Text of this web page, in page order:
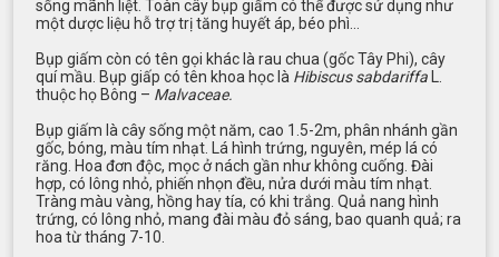
sống mãnh liệt. Toàn cây bụp giấm có thể được sử dụng như
một dược liệu hỗ trợ trị tăng huyết áp, béo phì…
Bụp giấm còn có tên gọi khác là rau chua (gốc Tây Phi), cây
quí mầu. Bụp giấp có tên khoa học là Hibiscus sabdariffa
thuộc họ Bông – Malvaceae.
Bụp giấm là cây sống một năm, cao 1.5-2m, phân nhánh gần
gốc, bóng, màu tím nhạt. Lá hình trứng, nguyên, mép lá có
răng. Hoa đơn độc, mọc ở nách gần như không cuống. Đài
hợp, có lông nhỏ, phiến nhọn đều, nửa dưới màu tím nhạt.
Tràng màu vàng, hồng hay tía, có khi trắng. Quả nang hình
trứng, có lông nhỏ, mang đài màu đỏ sáng, bao quanh quả; ra
hoa từ tháng 7-10.